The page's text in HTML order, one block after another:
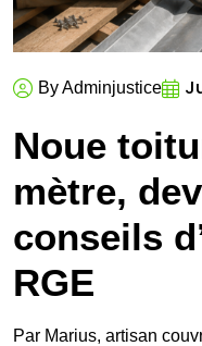
By Adminjustice
Noue
mètre,
conseils
RGE
Par Marius, artisan